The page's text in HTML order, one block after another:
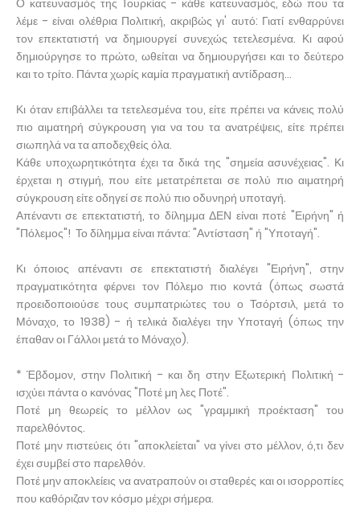
Ο κατευνασμός της Τουρκίας - κάθε κατευνασμός, εδώ που τα
λέμε - είναι ολέθρια Πολιτική, ακριβώς γι' αυτό: Γιατί ενθαρρύνει
τον επεκτατιστή να δημιουργεί συνεχώς τετελεσμένα. Κι αφού
δημιούργησε το πρώτο, ωθείται να δημιουργήσει και το δεύτερο
και το τρίτο. Πάντα χωρίς καμία πραγματική αντίδραση...
Κι όταν επιβάλλει τα τετελεσμένα του, είτε πρέπει να κάνεις πολύ
πιο αιματηρή σύγκρουση για να του τα ανατρέψεις, είτε πρέπει
σιωπηλά να τα αποδεχθείς όλα.
Κάθε υποχωρητικότητα έχει τα δικά της "σημεία ασυνέχειας". Κι
έρχεται η στιγμή, που είτε μετατρέπεται σε πολύ πιο αιματηρή
σύγκρουση είτε οδηγεί σε πολύ πιο οδυνηρή υποταγή.
Απέναντι σε επεκτατιστή, το δίλημμα ΔΕΝ είναι ποτέ "Ειρήνη" ή
"Πόλεμος"! Το δίλημμα είναι πάντα: "Αντίσταση" ή "Υποταγή".
Κι όποιος απέναντι σε επεκτατιστή διαλέγει "Ειρήνη", στην
πραγματικότητα φέρνει τον Πόλεμο πιο κοντά (όπως σωστά
προειδοποιούσε τους συμπατριώτες του ο Τσόρτσιλ, μετά το
Μόναχο, το 1938) - ή τελικά διαλέγει την Υποταγή (όπως την
έπαθαν οι Γάλλοι μετά το Μόναχο).
* Έβδομον, στην Πολιτική - και δη στην Εξωτερική Πολιτική -
ισχύει πάντα ο κανόνας "Ποτέ μη λες Ποτέ".
Ποτέ μη θεωρείς το μέλλον ως "γραμμική προέκταση" του
παρελθόντος.
Ποτέ μην πιστεύεις ότι "αποκλείεται" να γίνει στο μέλλον, ό,τι δεν
έχει συμβεί στο παρελθόν.
Ποτέ μην αποκλείεις να ανατραπούν οι σταθερές και οι ισορροπίες
που καθόριζαν τον κόσμο μέχρι σήμερα.